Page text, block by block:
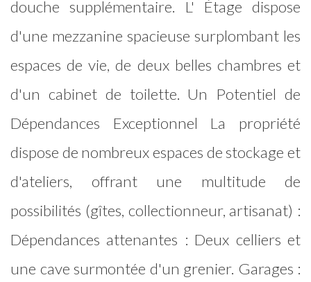
douche supplémentaire. L' Étage dispose
d'une mezzanine spacieuse surplombant les
espaces de vie, de deux belles chambres et
d'un cabinet de toilette. Un Potentiel de
Dépendances Exceptionnel La propriété
dispose de nombreux espaces de stockage et
d'ateliers, offrant une multitude de
possibilités (gîtes, collectionneur, artisanat) :
Dépendances attenantes : Deux celliers et
une cave surmontée d'un grenier. Garages :